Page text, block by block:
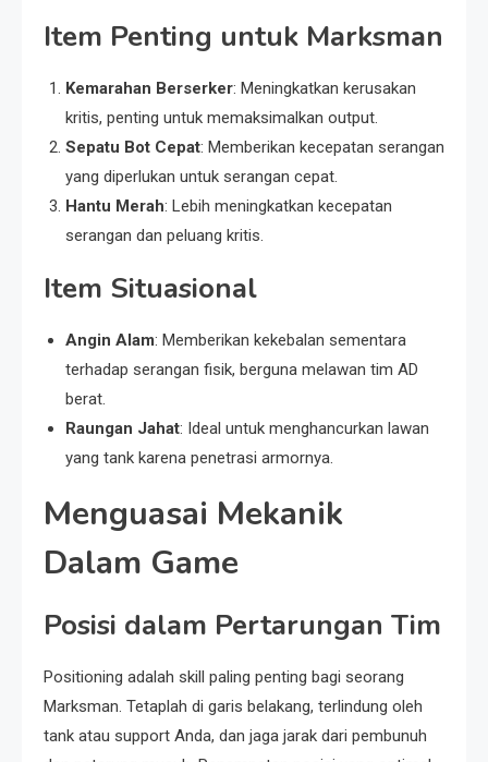
Item Penting untuk Marksman
Kemarahan Berserker: Meningkatkan kerusakan
kritis, penting untuk memaksimalkan output.
Sepatu Bot Cepat: Memberikan kecepatan serangan
yang diperlukan untuk serangan cepat.
Hantu Merah: Lebih meningkatkan kecepatan
serangan dan peluang kritis.
Item Situasional
Angin Alam: Memberikan kekebalan sementara
terhadap serangan fisik, berguna melawan tim AD
berat.
Raungan Jahat: Ideal untuk menghancurkan lawan
yang tank karena penetrasi armornya.
Menguasai Mekanik
Dalam Game
Posisi dalam Pertarungan Tim
Positioning adalah skill paling penting bagi seorang
Marksman. Tetaplah di garis belakang, terlindung oleh
tank atau support Anda, dan jaga jarak dari pembunuh